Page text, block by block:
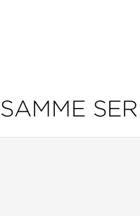
SAMME